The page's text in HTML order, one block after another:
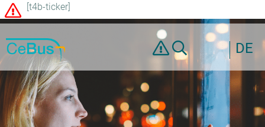
[t4b-ticker]
DE